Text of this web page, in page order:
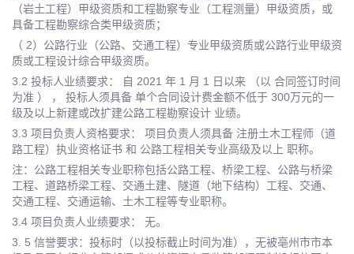
（岩土工程）甲级资质和工程勘察专业（工程测量）甲级资质，或
具备工程勘察综合类甲级资质；
（ 2）公路行业（公路、交通工程）专业甲级资质或公路行业甲级资
质或工程设计综合甲级资质。
3.2 投标人业绩要求： 自 2021 年 1 月 1 日以来 （以 合同签订时间
为准 ） ， 投标人须具备 单个合同设计费金额不低于 300万元的一
级及以上新建或改扩建公路工程勘察设计 业绩。
3.3 项目负责人资格要求： 项目负责人须具备 注册土木工程师（道
路工程）执业资格证书 和 公路工程相关专业高级及以上 职称。
注：公路工程相关专业职称包括公路工程、桥梁工程、公路与桥梁
工程、道路桥梁工程、交通土建、隧道（地下结构）工程、交通、
交通工程、交通运输、土木工程等专业职称。
3.4 项目负责人业绩要求： 无。
3. 5 信誉要求：投标时（以投标截止时间为准），无被亳州市市本